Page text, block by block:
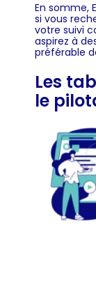
En somme,
si vous
votre suivi
aspirez à
préférable
Les
le